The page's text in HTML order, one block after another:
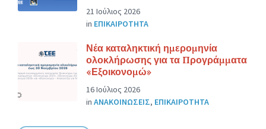
21 Ιούλιος 2026
in ΕΠΙΚΑΙΡΟΤΗΤΑ
Νέα καταληκτική ημερομηνία
ολοκλήρωσης για τα Προγράμματα
«Εξοικονομώ»
16 Ιούλιος 2026
in ΑΝΑΚΟΙΝΩΣΕΙΣ, ΕΠΙΚΑΙΡΟΤΗΤΑ